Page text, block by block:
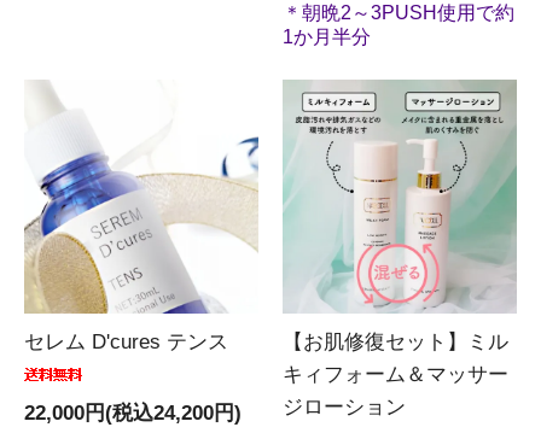
＊朝晩2～3PUSH使用で約
1か月半分
セレム D'cures テンス
22,000円(税込24,200円)
【お肌修復セット】ミル
キィフォーム＆マッサー
ジローション